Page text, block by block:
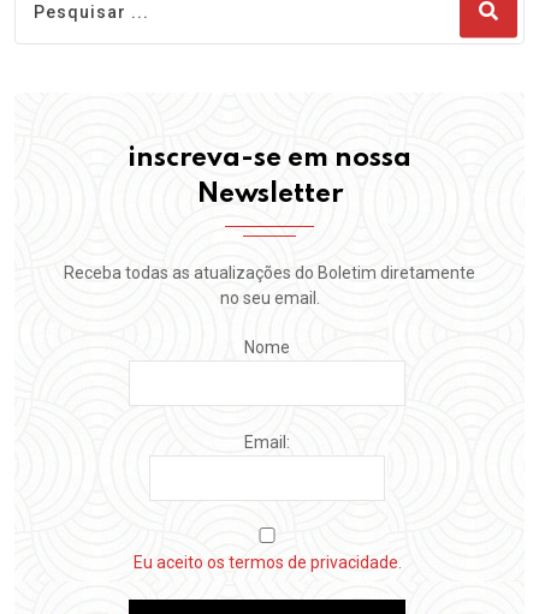
inscreva-se em nossa
Newsletter
Receba todas as atualizações do Boletim diretamente
no seu email.
Nome
Email:
Eu aceito os termos de privacidade.